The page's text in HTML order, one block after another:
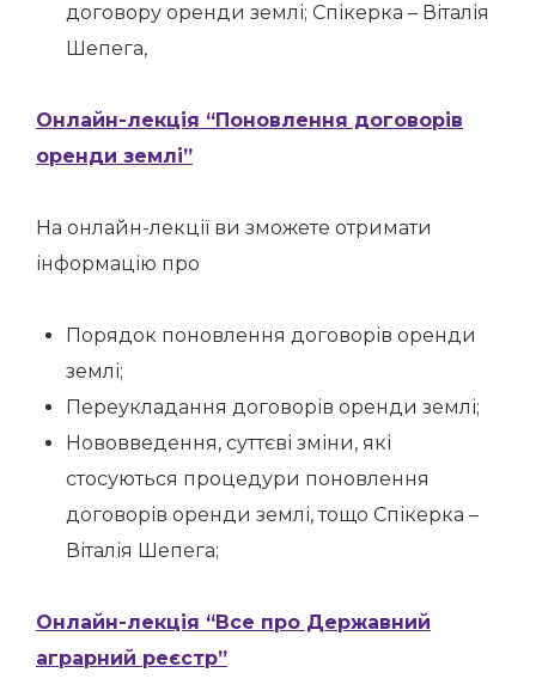
договору оренди землі; Спікерка – Віталія
Шепега,
Онлайн-лекція “Поновлення договорів
оренди землі”
На онлайн-лекції ви зможете отримати
інформацію про
Порядок поновлення договорів оренди
землі;
Переукладання договорів оренди землі;
Нововведення, суттєві зміни, які
стосуються процедури поновлення
договорів оренди землі, тощо Спікерка –
Віталія Шепега;
Онлайн-лекція “Все про Державний
аграрний реєстр”